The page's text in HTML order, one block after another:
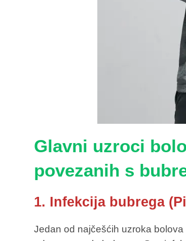
Glavni uzroci
povezanih s
1. Infekcija bubrega
Jedan od najčešćih uzroka